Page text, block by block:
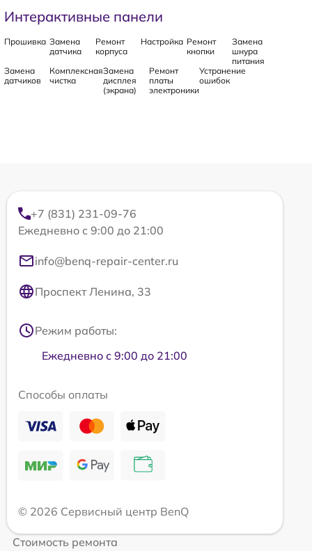
Интерактивные панели
Прошивка Замена
датчика
Ремонт
корпуса
Настройка Ремонт
кнопки
Замена
шнура
питания
Замена
датчиков
Комплексная
чистка
Замена
дисплея
(экрана)
Ремонт
платы
электроники
Устранение
ошибок
+7 (831) 231-09-76
Ежедневно с 9:00 до 21:00
info@benq-repair-center.ru
Проспект Ленина, 33
Режим работы:
Ежедневно с 9:00 до 21:00
Способы оплаты
© 2026 Сервисный центр BenQ
Стоимость ремонта